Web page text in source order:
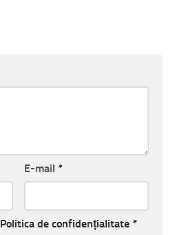
E-mail *
Politica de confidențialitate *